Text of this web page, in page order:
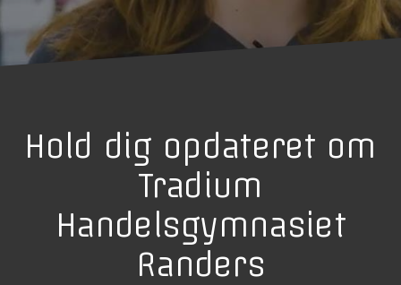
Hold dig opdateret om
Tradium
Handelsgymnasiet
Randers